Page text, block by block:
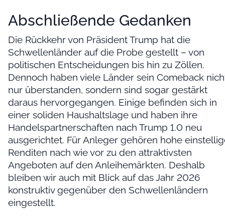
Abschließende Gedanken
Die Rückkehr von Präsident Trump hat die
Schwellenländer auf die Probe gestellt – von
politischen Entscheidungen bis hin zu Zöllen.
Dennoch haben viele Länder sein Comeback
nur überstanden, sondern sind sogar gestärkt
daraus hervorgegangen. Einige befinden sich in
einer soliden Haushaltslage und haben ihre
Handelspartnerschaften nach Trump 1.0 neu
ausgerichtet. Für Anleger gehören hohe
Renditen nach wie vor zu den attraktivsten
Angeboten auf den Anleihemärkten. Deshalb
bleiben wir auch mit Blick auf das Jahr 2026
konstruktiv gegenüber den Schwellenländern
eingestellt.